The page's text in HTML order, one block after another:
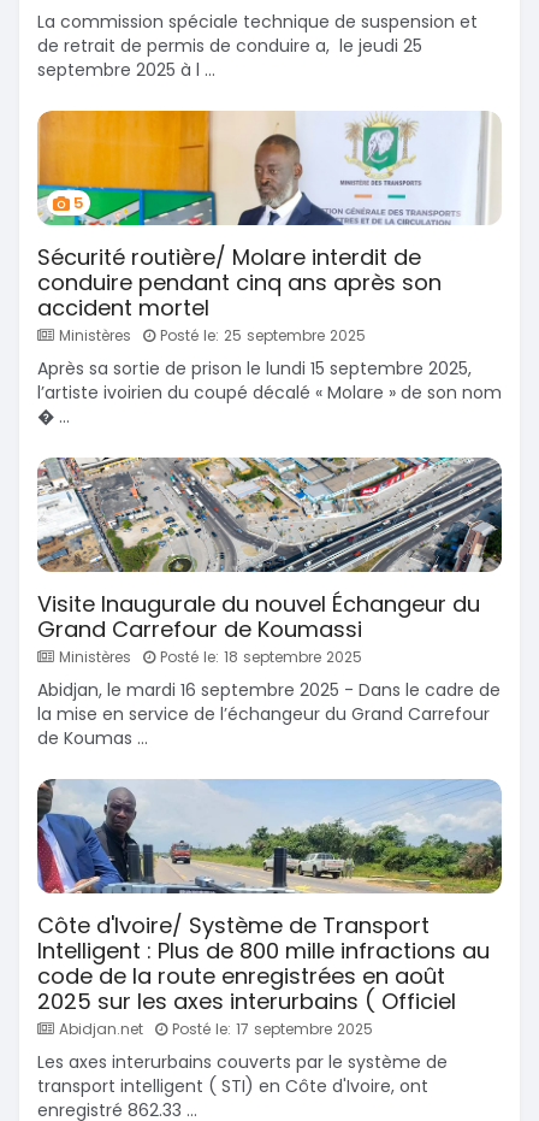
La commission spéciale technique de suspension et
de retrait de permis de conduire a, le jeudi 25
septembre 2025 à l ...
5
Sécurité routière/ Molare interdit de
conduire pendant cinq ans après son
accident mortel
Ministères Posté le: 25 septembre 2025
Après sa sortie de prison le lundi 15 septembre 2025,
l’artiste ivoirien du coupé décalé « Molare » de son nom
� ...
Visite Inaugurale du nouvel Échangeur du
Grand Carrefour de Koumassi
Ministères Posté le: 18 septembre 2025
Abidjan, le mardi 16 septembre 2025 - Dans le cadre de
la mise en service de l’échangeur du Grand Carrefour
de Koumas ...
Côte d'Ivoire/ Système de Transport
Intelligent : Plus de 800 mille infractions au
code de la route enregistrées en août
2025 sur les axes interurbains ( Officiel
Abidjan.net Posté le: 17 septembre 2025
Les axes interurbains couverts par le système de
transport intelligent ( STI) en Côte d'Ivoire, ont
enregistré 862.33 ...